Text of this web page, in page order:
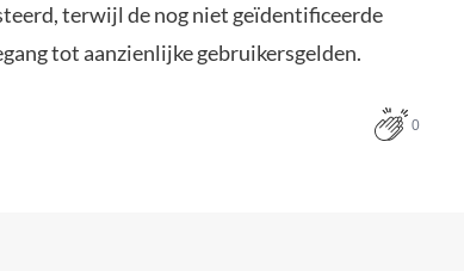
terwijl de nog niet geïdentificeerde
tot aanzienlijke gebruikersgelden.
0